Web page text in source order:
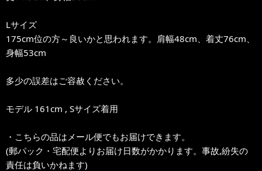
Lサイズ
175cm位の方～良いかと思われます。肩幅48cm、着丈76cm、
身幅53cm
多少の誤差はご容赦ください。
モデル 161cm , Sサイズ着用
・こちらの品はメール便でもお届けできます。
(郵パック・宅配便よりお届け日数がかかります。事故,紛失の
責任は負いかねます)